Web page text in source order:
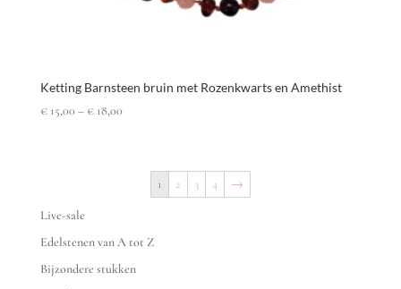
Ketting Barnsteen bruin met Rozenkwarts en Amethist
€15,00– €18,00
1 2 3 4 →
Live-sale
Edelstenen van A tot Z
Bijzondere stukken